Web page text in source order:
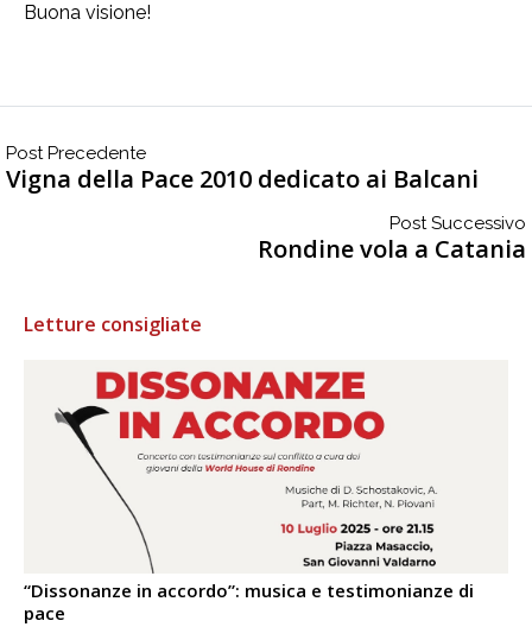
Buona visione!
Post Precedente
Vigna della Pace 2010 dedicato ai Balcani
Post Successivo
Rondine vola a Catania
Letture consigliate
“Dissonanze in accordo”: musica e testimonianze di
pace